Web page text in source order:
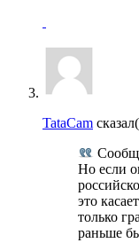
TataCam
Но если
это
только
раньше